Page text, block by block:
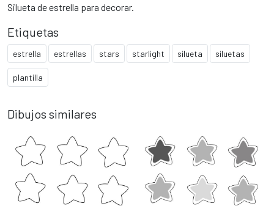
Silueta de estrella para decorar.
Etiquetas
estrella estrellas stars starlight silueta siluetas
plantilla
Dibujos similares